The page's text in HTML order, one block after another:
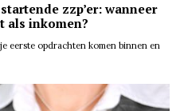
zzp’er: wanneer
als inkomen?
eerste opdrachten komen binnen en